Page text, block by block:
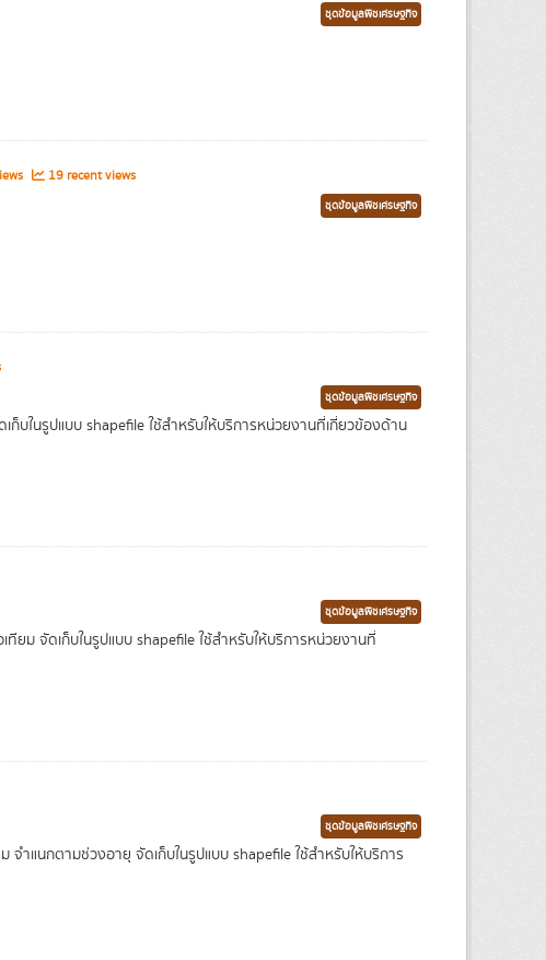
ชุดข้อมูลพืชเศรษฐกิจ
19 recent views
ชุดข้อมูลพืชเศรษฐกิจ
ชุดข้อมูลพืชเศรษฐกิจ
ในรูปแบบ shapefile ใช้สำหรับให้บริการหน่วยงานที่เกี่ยวข้องด้าน
ชุดข้อมูลพืชเศรษฐกิจ
ม จัดเก็บในรูปแบบ shapefile ใช้สำหรับให้บริการหน่วยงานที่
ชุดข้อมูลพืชเศรษฐกิจ
ำแนกตามช่วงอายุ จัดเก็บในรูปแบบ shapefile ใช้สำหรับให้บริการ